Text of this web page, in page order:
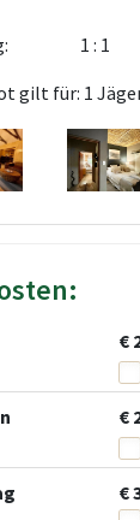
1 : 1
gilt für: 1
€
€
€